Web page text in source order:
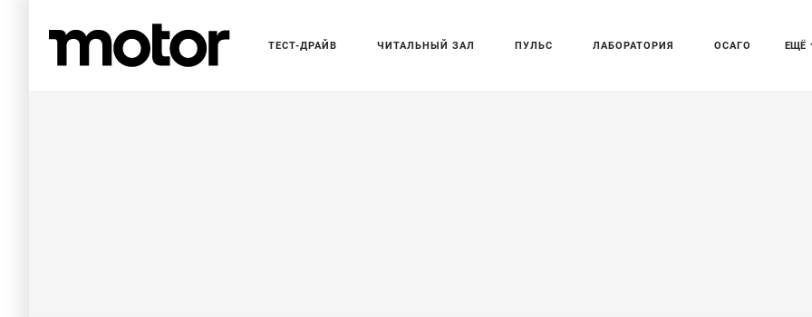
ЕЩЁ
ТЕСТ-ДРАЙВ ЧИТАЛЬНЫЙ ЗАЛ ПУЛЬС ЛАБОРАТОРИЯ ОСАГО